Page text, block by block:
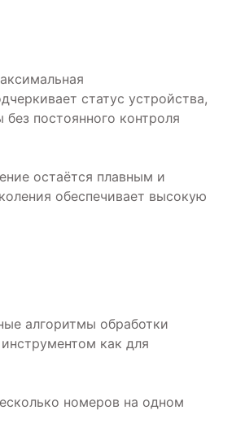
статус устройства,
постоянного контроля
остаётся плавным и
обеспечивает высокую
алгоритмы обработки
как для
номеров на одном